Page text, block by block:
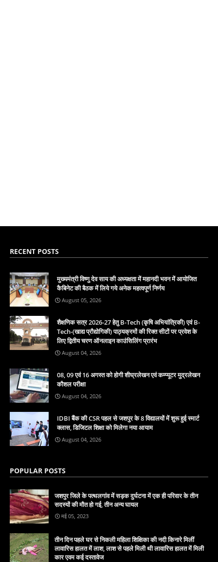
RECENT POSTS
मुख्यमंत्री विष्णु देव साय की अध्यक्षता में महानदी भवन में आयोजित
कैबिनेट की बैठक में लिये गये अनेक महत्वपूर्ण निर्णय
August 05, 2026
शैक्षणिक सत्र 2026-27 हेतु B-Tech (कृषि अभियांत्रिकी) एवं B-
Tech-(खाद्य प्रौद्योगिकी) पाठ्यक्रमों की रिक्त सीटों पर प्रवेश के
लिए द्वितीय चरण ऑनलाइन काउंसिलिंग प्रारंभ
August 04, 2026
08, 09 एवं 16 अगस्त को होगी शीघ्रलेखन एवं कम्प्यूटर मुद्रलेखन
कौशल परीक्षा
August 04, 2026
IDBI बैंक की CSR पहल से जशपुर के 8 विद्यालयों में शुरू हुई स्मार्ट
क्लास, डिजिटल शिक्षा को मिलेगा नया आयाम
August 04, 2026
POPULAR POSTS
जशपुर जिले के पत्थलगांव में सड़क दुर्घटना में एक ही परिवार के तीन
सदस्यों की मौत हो गई, तीन अन्य घायल
मई 05, 2023
तीन दिन पहले घर से निकली महिला शिक्षिका की नदी किनारे मिलीं
लावारिस हालत में लाश, लाश से पहले मिली थी लावारिस हालत में मिली
कार एवम कई दस्तावेज